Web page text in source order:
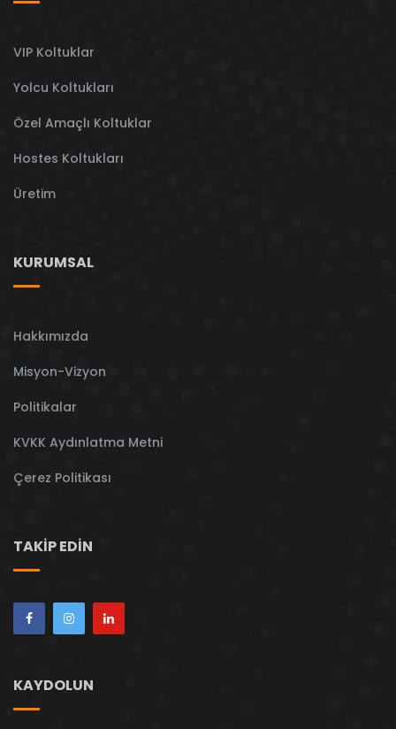
VIP Koltuklar
Yolcu Koltukları
Özel Amaçlı Koltuklar
Hostes Koltukları
Üretim
KURUMSAL
Hakkımızda
Misyon-Vizyon
Politikalar
KVKK Aydınlatma Metni
Çerez Politikası
TAKIP EDIN
KAYDOLUN